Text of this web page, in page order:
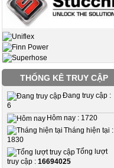
THỐNG KÊ TRUY CẬP
Đang truy cập :
6
Hôm nay : 1720
Tháng hiện tại :
1830
Tổng lượt
truy cập : 16694025